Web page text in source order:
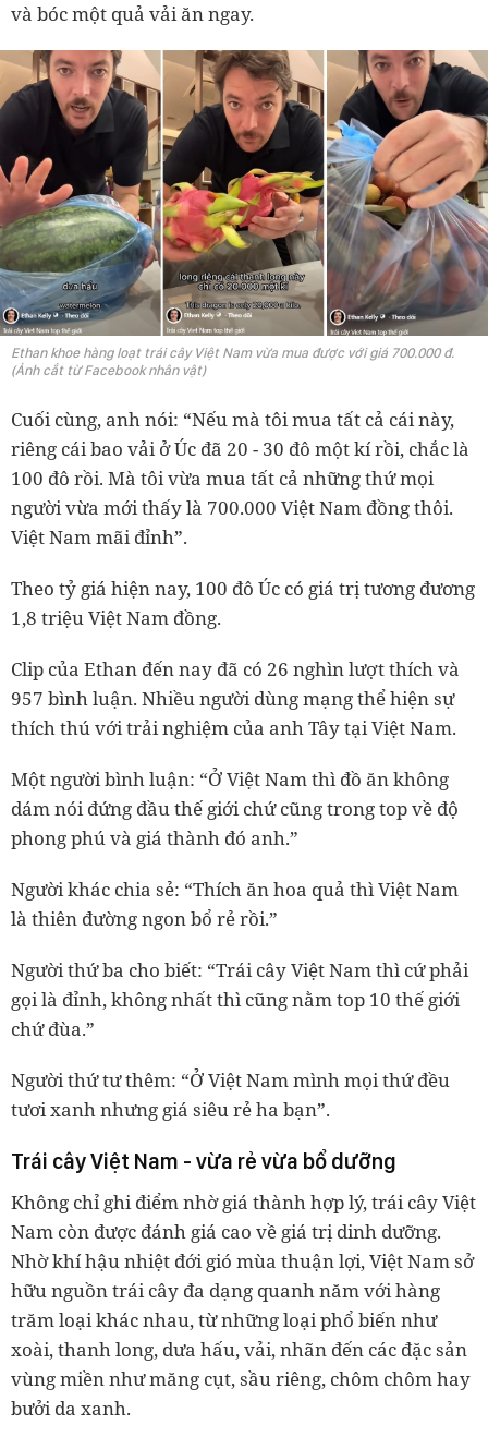
và bóc một quả vải ăn ngay.
Ethan khoe hàng loạt trái cây Việt Nam vừa mua được với giá 700.000 đ.
(Ảnh cắt từ Facebook nhân vật)
Cuối cùng, anh nói: “Nếu mà tôi mua tất cả cái này,
riêng cái bao vải ở Úc đã 20 - 30 đô một kí rồi, chắc là
100 đô rồi. Mà tôi vừa mua tất cả những thứ mọi
người vừa mới thấy là 700.000 Việt Nam đồng thôi.
Việt Nam mãi đỉnh”.
Theo tỷ giá hiện nay, 100 đô Úc có giá trị tương đương
1,8 triệu Việt Nam đồng.
Clip của Ethan đến nay đã có 26 nghìn lượt thích và
957 bình luận. Nhiều người dùng mạng thể hiện sự
thích thú với trải nghiệm của anh Tây tại Việt Nam.
Một người bình luận: “Ở Việt Nam thì đồ ăn không
dám nói đứng đầu thế giới chứ cũng trong top về độ
phong phú và giá thành đó anh.”
Người khác chia sẻ: “Thích ăn hoa quả thì Việt Nam
là thiên đường ngon bổ rẻ rồi.”
Người thứ ba cho biết: “Trái cây Việt Nam thì cứ phải
gọi là đỉnh, không nhất thì cũng nằm top 10 thế giới
chứ đùa.”
Người thứ tư thêm: “Ở Việt Nam mình mọi thứ đều
tươi xanh nhưng giá siêu rẻ ha bạn”.
Trái cây Việt Nam - vừa rẻ vừa bổ dưỡng
Không chỉ ghi điểm nhờ giá thành hợp lý, trái cây Việt
Nam còn được đánh giá cao về giá trị dinh dưỡng.
Nhờ khí hậu nhiệt đới gió mùa thuận lợi, Việt Nam sở
hữu nguồn trái cây đa dạng quanh năm với hàng
trăm loại khác nhau, từ những loại phổ biến như
xoài, thanh long, dưa hấu, vải, nhãn đến các đặc sản
vùng miền như măng cụt, sầu riêng, chôm chôm hay
bưởi da xanh.